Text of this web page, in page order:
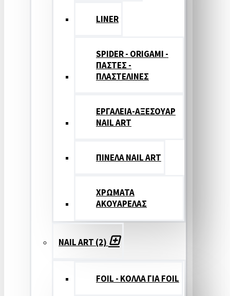
LINER
SPIDER - ORIGAMI -
ΠΑΣΤΕΣ -
ΠΛΑΣΤΕΛΙΝΕΣ
ΕΡΓΑΛΕΙΑ-ΑΞΕΣΟΥΑΡ
NAIL ART
ΠΙΝΕΛΑ NAIL ART
ΧΡΩΜΑΤΑ
ΑΚΟΥΑΡΕΛΑΣ
NAIL ART (2)
FOIL - ΚΟΛΛΑ ΓΙΑ FOIL